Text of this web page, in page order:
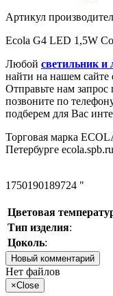
Артикул
Ecola G4 LED 1,5W
Любой светильник и
найти на нашем сайте
Отправьте нам запрос
позвоните по
подберем для Вас
Торговая марка
Петербурге
1750190189724 "
Цветовая
Тип изделия:
Цоколь:
Новый комментарий
Нет файлов
×Close